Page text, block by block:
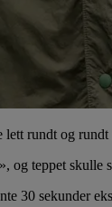
rundt og
og teppet skulle
30 sekunder